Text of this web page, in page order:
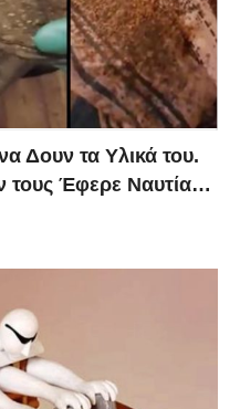
Δουν τα Υλικά του.
τους Έφερε Ναυτία…